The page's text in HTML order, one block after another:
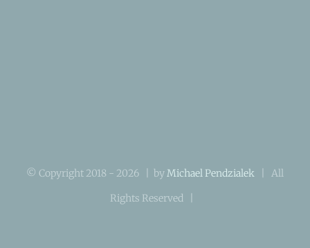
© Copyright 2018 - 2026 | byMichael Pendzialek | All
Rights Reserved |